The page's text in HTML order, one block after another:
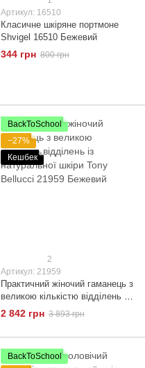
Артикул: 16510
Класичне шкіряне портмоне
Shvigel 16510 Бежевий
344 грн 800 грн
BackToSchool
−27%
Кешбек
2
Артикул: 21959
Практичний жіночий гаманець з
великою кількістю відділень із
натуральної шкіри Tony
Bellucci 21959 Бежевий
2 842 грн 3 893 грн
BackToSchool